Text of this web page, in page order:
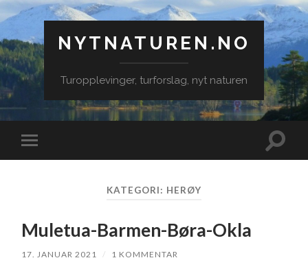
NYTNATUREN.NO
Turopplevinger, turforslag, nyt naturen
Veksle
mobilmeny
Veksle
KATEGORI: HERØY
Muletua-Barmen-Børa-Okla
17. JANUAR 2021 / 1 KOMMENTAR